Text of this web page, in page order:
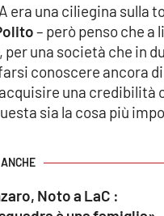
Vietnam
Alvaro insieme
era una ciliegina sulla
– però penso che a
una società che in
conoscere ancora
una credibilità
sia la cosa più
Noto a LaC :